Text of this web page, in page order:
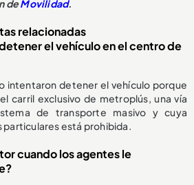
deMovilidad.
relacionadas
el vehículo en el centro de
intentaron detener el vehículo porque
carril exclusivo de metroplús, una vía
de transporte masivo y cuya
particulares está prohibida.
cuando los agentes le